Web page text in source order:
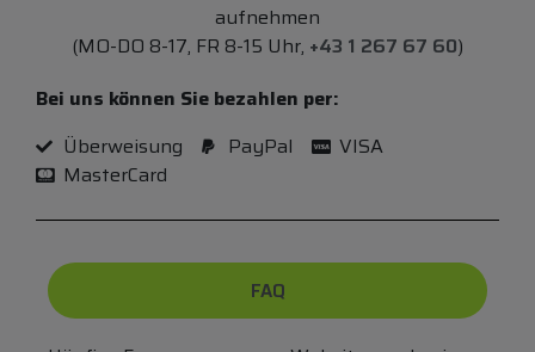
aufnehmen
(MO-DO 8-17, FR 8-15 Uhr, +43 1 267 67 60)
Bei uns können Sie bezahlen per:
Überweisung
PayPal
VISA
MasterCard
FAQ